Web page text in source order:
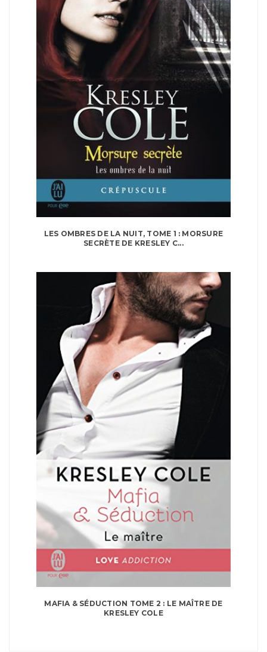
LES OMBRES DE LA NUIT, TOME 1 : MORSURE
SECRÈTE DE KRESLEY C...
MAFIA & SÉDUCTION TOME 2 : LE MAÎTRE DE
KRESLEY COLE